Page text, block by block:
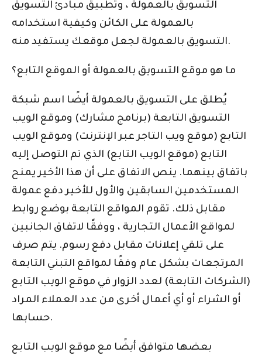
التسويق بالعمولة ، وتطبيق مبادئ التسويق
بالعمولة على الكائن وكيفية استخدامه
التسويق بالعمولة لجعل موقعك يستفيد منه.
ما هو موقع التسويق بالعمولة أو الموقع التابع؟
يُطلق على التسويق بالعمولة أيضًا اسم شبكة
التسويق التابعة (برنامج مشارك) وموقع الويب
التابع (موقع ويب التاجر عبر الإنترنت) وموقع الويب
التابع (موقع الويب التابع) الذي تم التوصل إليه
باتفاق بينهما. ينص الاتفاق على أن هذا الأخير يمنح
المستخدمين السابقين والأول للأخير دفع عمولة
مقابل ذلك. تقوم المواقع التابعة بوضع روابط
لمواقع الأعمال التجارية ، ووفقًا لاتفاق الجانبين
على تلقي إعلانات مقابل دفع رسوم. يتم صرف
المرتجعات بشكل عام وفقًا لمواقع التبني التابعة
(الشركات التابعة) لعدد الزوار في موقع الويب التابع
أو الشراء أو أي أعمال أخرى من عدد العملاء المراد
حسابها.
بعضها متوافق أيضًا مع موقع الويب التابع